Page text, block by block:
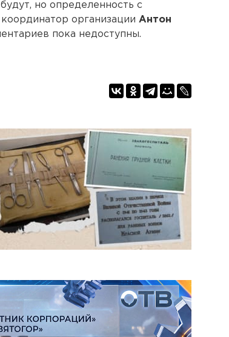
но определенность с
организации Антон
пока недоступны.